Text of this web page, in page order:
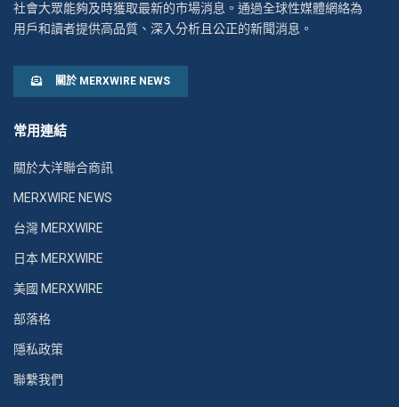
社會大眾能夠及時獲取最新的市場消息。通過全球性媒體網絡為
用戶和讀者提供高品質、深入分析且公正的新聞消息。
關於 MERXWIRE NEWS
常用連結
關於大洋聯合商訊
MERXWIRE NEWS
台灣 MERXWIRE
日本 MERXWIRE
美國 MERXWIRE
部落格
隱私政策
聯繫我們